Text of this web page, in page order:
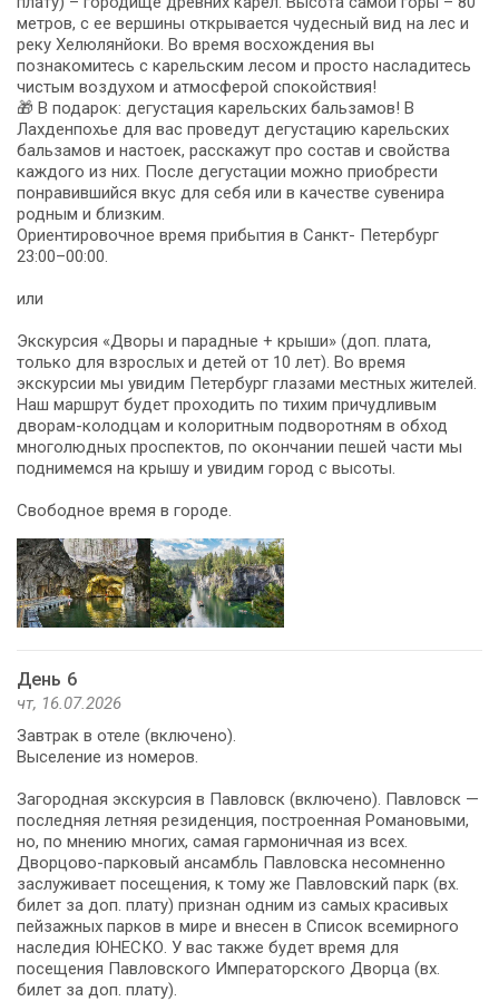
метров, с ее вершины открывается чудесный вид на лес и
реку Хелюлянйоки. Во время восхождения вы
познакомитесь с карельским лесом и просто насладитесь
чистым воздухом и атмосферой спокойствия!
🎁 В подарок: дегустация карельских бальзамов! В
Лахденпохье для вас проведут дегустацию карельских
бальзамов и настоек, расскажут про состав и свойства
каждого из них. После дегустации можно приобрести
понравившийся вкус для себя или в качестве сувенира
родным и близким.
Ориентировочное время прибытия в Санкт- Петербург
23:00–00:00.
или
Экскурсия «Дворы и парадные + крыши» (доп. плата,
только для взрослых и детей от 10 лет). Во время
экскурсии мы увидим Петербург глазами местных жителей.
Наш маршрут будет проходить по тихим причудливым
дворам-колодцам и колоритным подворотням в обход
многолюдных проспектов, по окончании пешей части мы
поднимемся на крышу и увидим город с высоты.
Свободное время в городе.
День 6
чт, 16.07.2026
Завтрак в отеле (включено).
Выселение из номеров.
Загородная экскурсия в Павловск (включено). Павловск —
последняя летняя резиденция, построенная Романовыми,
но, по мнению многих, самая гармоничная из всех.
Дворцово-парковый ансамбль Павловска несомненно
заслуживает посещения, к тому же Павловский парк (вх.
билет за доп. плату) признан одним из самых красивых
пейзажных парков в мире и внесен в Список всемирного
наследия ЮНЕСКО. У вас также будет время для
посещения Павловского Императорского Дворца (вх.
билет за доп. плату).